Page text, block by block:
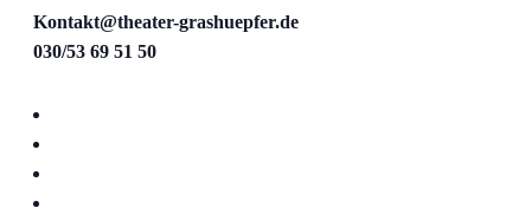
Kontakt@theater-grashuepfer.de
030/53 69 51 50